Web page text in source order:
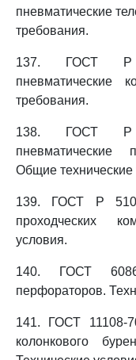
пневматические
требования.
137. ГОСТ Р
пневматические
требования.
138. ГОСТ Р
пневматические
Общие технические
139. ГОСТ Р
проходческих
условия.
140. ГОСТ
перфораторов.
141. ГОСТ 11108-
колонкового